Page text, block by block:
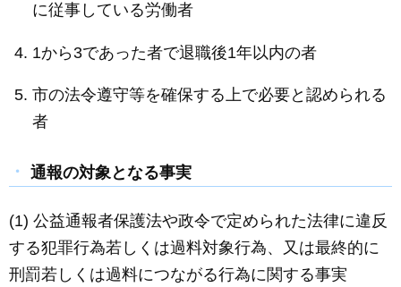
に従事している労働者
1から3であった者で退職後1年以内の者
市の法令遵守等を確保する上で必要と認められる
者
通報の対象となる事実
(1) 公益通報者保護法や政令で定められた法律に違反
する犯罪行為若しくは過料対象行為、又は最終的に
刑罰若しくは過料につながる行為に関する事実